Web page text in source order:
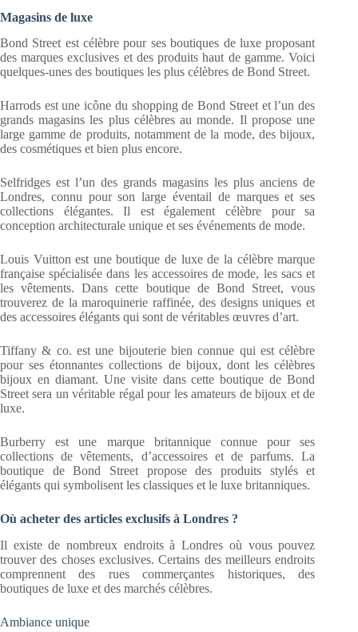
Magasins de luxe
Bond Street est célèbre pour ses boutiques de luxe proposant
des marques exclusives et des produits haut de gamme. Voici
quelques-unes des boutiques les plus célèbres de Bond Street.
Harrods est une icône du shopping de Bond Street et l’un des
grands magasins les plus célèbres au monde. Il propose une
large gamme de produits, notamment de la mode, des bijoux,
des cosmétiques et bien plus encore.
Selfridges est l’un des grands magasins les plus anciens de
Londres, connu pour son large éventail de marques et ses
collections élégantes. Il est également célèbre pour sa
conception architecturale unique et ses événements de mode.
Louis Vuitton est une boutique de luxe de la célèbre marque
française spécialisée dans les accessoires de mode, les sacs et
les vêtements. Dans cette boutique de Bond Street, vous
trouverez de la maroquinerie raffinée, des designs uniques et
des accessoires élégants qui sont de véritables œuvres d’art.
Tiffany & co. est une bijouterie bien connue qui est célèbre
pour ses étonnantes collections de bijoux, dont les célèbres
bijoux en diamant. Une visite dans cette boutique de Bond
Street sera un véritable régal pour les amateurs de bijoux et de
luxe.
Burberry est une marque britannique connue pour ses
collections de vêtements, d’accessoires et de parfums. La
boutique de Bond Street propose des produits stylés et
élégants qui symbolisent les classiques et le luxe britanniques.
Où acheter des articles exclusifs à Londres ?
Il existe de nombreux endroits à Londres où vous pouvez
trouver des choses exclusives. Certains des meilleurs endroits
comprennent des rues commerçantes historiques, des
boutiques de luxe et des marchés célèbres.
Ambiance unique